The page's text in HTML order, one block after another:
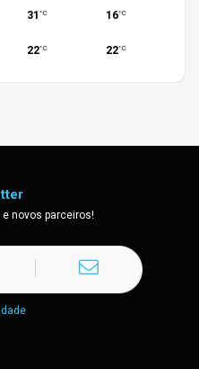
31 °C 16°C
22°C 22°C
novos parceiros!